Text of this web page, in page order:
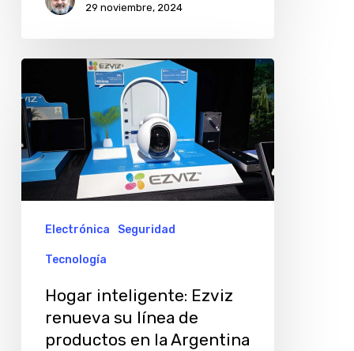
29 noviembre, 2024
inteligente:
Ezviz
renueva
su
Argentina
Electrónica Seguridad
Tecnología
Hogar inteligente: Ezviz
renueva su línea de
productos en la Argentina